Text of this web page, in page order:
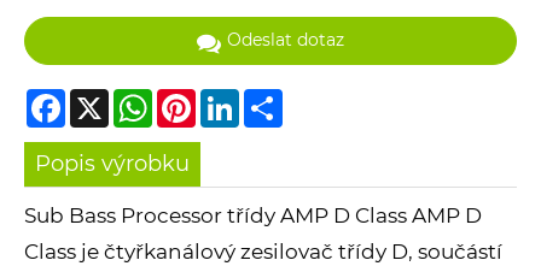
Odeslat dotaz
Facebook
X WhatsAppPinterestLinkedIn
Popis výrobku
Sub Bass Processor třídy AMP D Class AMP D
Class je čtyřkanálový zesilovač třídy D, součástí